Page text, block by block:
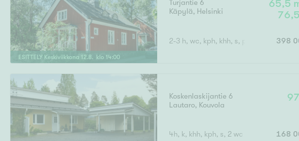
ESITTELY Keskiviikkona 12.8. klo 14:00
Turjantie 6
Käpylä, Helsinki
65,5
2-3 h, wc, kph, khh, s, piha 398
Koskenlaskijantie 6
Lautaro, Kouvola
4h, k, khh, kph, s, 2 wc 168